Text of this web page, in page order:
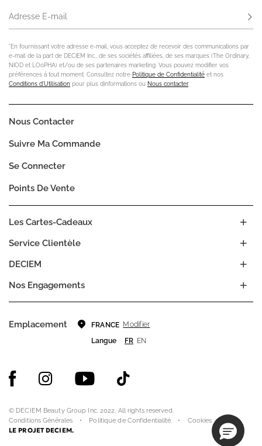
Adresse E-mail
*En fournissant votre adresse e-mail, vous acceptez de recevoir des communications par
e-mail de la part de DECIEM Inc., de ses sociétés affiliées, de ses marques (The Ordinary,
NIOD et LOoPHA) et/ou de ses partenaires marketing. Vous pouvez modifier vos
préférences à tout moment. Consultez notre Politique de Confidentialité et nos
Conditions d'Utilisation pour plus dinformations ou Nous contacter.
DECIEM
Nos Engagements
Service Clientèle
Les Cartes-Cadeaux
Nous Contacter
Suivre Ma Commande
Se Connecter
Points De Vente
Emplacement FRANCE Modifier
Langue
FR EN
© DECIEM Beauty Group Inc. 2022. All rights reserved.
Conditions Générales
Politique de Confidentialité Cookies
LE PROJET DECIEM.